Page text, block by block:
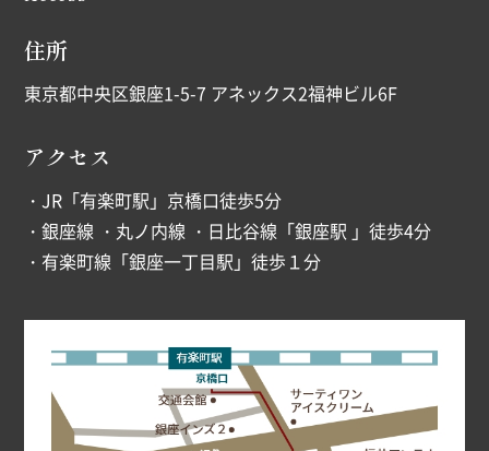
住所
東京都中央区銀座1-5-7 アネックス2福神ビル6F
アクセス
・JR「有楽町駅」京橋口徒歩5分
・銀座線 ・丸ノ内線 ・日比谷線「銀座駅 」徒歩4分
・有楽町線「銀座一丁目駅」徒歩１分